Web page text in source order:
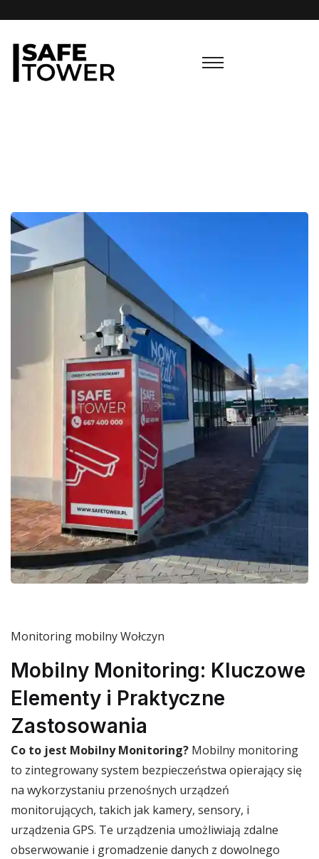
Monitoring mobilny Wołczyn
Mobilny Monitoring: Kluczowe
Elementy i Praktyczne
Zastosowania
Co to jest Mobilny Monitoring? Mobilny monitoring
to zintegrowany system bezpieczeństwa opierający się
na wykorzystaniu przenośnych urządzeń
monitorujących, takich jak kamery, sensory, i
urządzenia GPS. Te urządzenia umożliwiają zdalne
obserwowanie i gromadzenie danych z dowolnego